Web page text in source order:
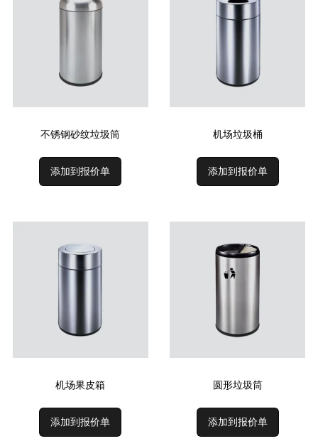
不锈钢砂纹垃圾筒
添加到报价单
机场垃圾桶
添加到报价单
机场果皮箱
添加到报价单
圆形垃圾筒
添加到报价单